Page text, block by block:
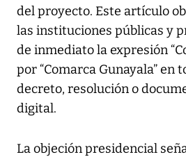
del proyecto. Este artículo
las instituciones públicas y
de inmediato la expresión
por “Comarca Gunayala” en
decreto, resolución o
digital.
La objeción presidencial